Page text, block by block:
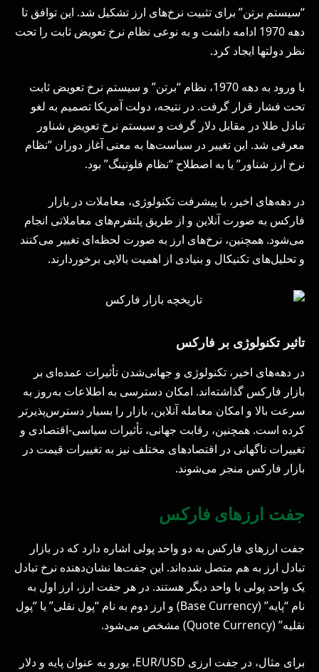
“سیستم برتن” برای تثبیت نرخ‌های ارز تشکیل شد. این توافق تا
دهه 1970 ادامه داشت و به نوعی نظام نرخ تعویض ثابت را تحت
نظر دولتها ایجاد کرد.
با ورود به دهه 1970، نظام “برتن” و سیستم نرخ تعویض ثابت
تحت فشار قرار گرفت. در نتیجه، دولت آمریکا تصمیم به لغو
تبادل طلا در مقابل دلار گرفت و سیستم نرخ تعویض شناور
معرفی شد. این تغییر در سیاست‌ها به معنی آغاز دوران “نظام
نرخ ارز شناور” یا به اصطلاح “نظام فلوتینگ” بود.
در دهه‌های اخیر، با پیشرفت تکنولوژی، معاملات در بازار
فارکس به صورت آنلاین و از طریق پلتفرم‌های معاملاتی انجام
می‌شود. همچنین، نرخ‌های ارز به صورت لحظه‌ای تغییر می‌کنند
و تحلیل‌های تکنیکال و بنیادی از اهمیت بالایی برخوردارند.
تاثیر تکنولوژی بر فارکس
در دهه‌های اخیر، تکنولوژی و جهانی‌شدن تأثیرات عمده‌ای بر
بازار فارکس گذاشته‌اند. امکان دسترسی به اطلاعات به‌روز به
سرعت بالا و امکان معامله آنلاین، بازار را بسیار دسترس‌پذیرتر
کرده است. همچنین، رقابت جهانی، تأثیرات سیاسی-اقتصادی و
تغییرات ناگهانی در اقتصادهای مختلف نیز به تغییرات قیمت در
بازار فارکس منجر می‌شوند.
جفت ارزهای فارکس
جفت ارزهای فارکس به دو واحد پولی اشاره دارد که در بازار
تبادل ارز به هم متصل شده‌اند. این جفت‌ها نشان‌دهنده نرخ تبادل
یک واحد پولی با واحد دیگر هستند. در هر جفت ارز، ارز اول به
نام “پایه” (Base Currency) و ارز دوم به نام “پول نقلی” یا “پول
نقلیه” (Quote Currency) مشخص می‌شود.
برای مثال، در جفت ارزی EUR/USD، یورو به عنوان پایه و دلار